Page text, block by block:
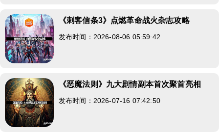
《刺客信条3》点燃革命战火杂志攻略
发布时间：2026-08-06 05:59:42
《恶魔法则》九大剧情副本首次聚首亮相
发布时间：2026-07-16 07:42:50